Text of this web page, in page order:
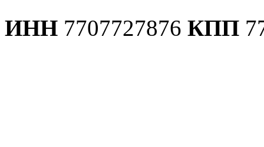
ИНН 7707727876 КПП